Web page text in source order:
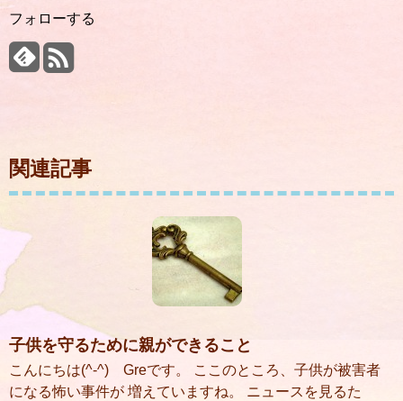
フォローする
関連記事
子供を守るために親ができること
こんにちは(^-^) Greです。 ここのところ、子供が被害者
になる怖い事件が 増えていますね。 ニュースを見るた